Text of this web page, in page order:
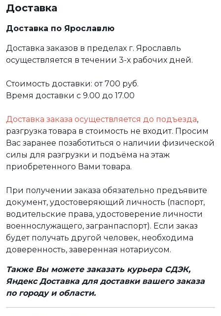
Доставка
Доставка по Ярославлю
Доставка заказов в пределах г. Ярославль
осуществляется в течении 3-х рабочих дней.
Стоимость доставки: от 700 руб.
Время доставки с 9.00 до 17.00
Доставка заказа осуществляется до подъезда,
разгрузка товара в стоимость не входит. Просим
Вас заранее позаботиться о наличии физической
силы для разгрузки и подъёма на этаж
приобретенного Вами товара.
При получении заказа обязательно предъявите
документ, удостоверяющий личность (паспорт,
водительские права, удостоверение личности
военнослужащего, загранпаспорт). Если заказ
будет получать другой человек, необходима
доверенность, заверенная нотариусом.
Также Вы можете заказать курьера СДЭК,
Яндекс Доставка для доставки вашего заказа
по городу и области.